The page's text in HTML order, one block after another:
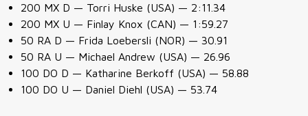
200 MX D — Torri Huske (USA) — 2:11.34
200 MX U — Finlay Knox (CAN) — 1:59.27
50 RA D — Frida Loebersli (NOR) — 30.91
50 RA U — Michael Andrew (USA) — 26.96
100 DO D — Katharine Berkoff (USA) — 58.88
100 DO U — Daniel Diehl (USA) — 53.74